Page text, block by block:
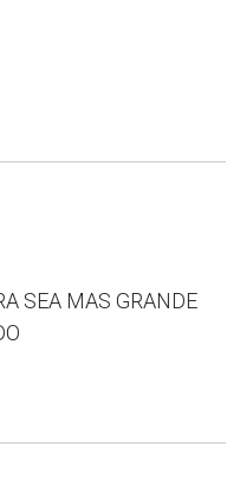
SEA MAS GRANDE